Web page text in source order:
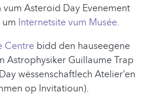
Asteroid Day Evenement
Internetsite vum Musée.
Centre bidd den hauseegene
Astrophysiker Guillaume Trap
wëssenschaftlech Atelier’en
op Invitatioun).